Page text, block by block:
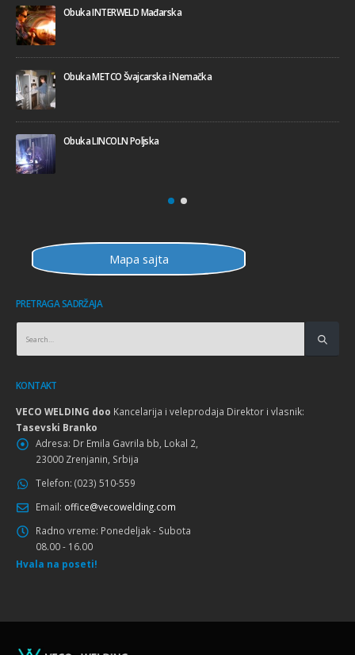
Obuka INTERWELD Mađarska
Obuka METCO Švajcarska i Nemačka
Obuka LINCOLN Poljska
Mapa sajta
PRETRAGA SADRŽAJA
KONTAKT
VECO WELDING doo Kancelarija i veleprodaja Direktor i vlasnik:
Tasevski Branko
Adresa: Dr Emila Gavrila bb, Lokal 2,
23000 Zrenjanin, Srbija
Telefon: (023) 510-559
Email: office@vecowelding.com
Radno vreme: Ponedeljak - Subota
08.00 - 16.00
Hvala na poseti!